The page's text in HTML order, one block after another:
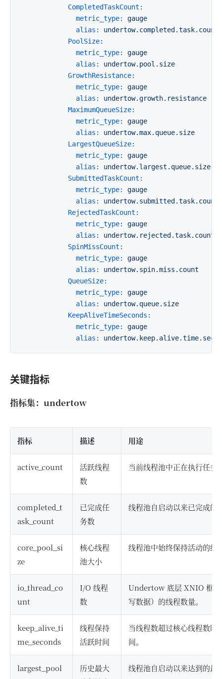
CompletedTaskCount:
metric_type:
gauge
alias:
undertow.completed.task.count
PoolSize:
metric_type:
gauge
alias:
undertow.pool.size
GrowthResistance:
metric_type:
gauge
alias:
undertow.growth.resistance
MaximumQueueSize:
metric_type:
gauge
alias:
undertow.max.queue.size
LargestQueueSize:
metric_type:
gauge
alias:
undertow.largest.queue.size
SubmittedTaskCount:
metric_type:
gauge
alias:
undertow.submitted.task.count
RejectedTaskCount:
metric_type:
gauge
alias:
undertow.rejected.task.count
SpinMissCount:
metric_type:
gauge
alias:
undertow.spin.miss.count
QueueSize:
metric_type:
gauge
alias:
undertow.queue.size
KeepAliveTimeSeconds:
metric_type:
gauge
alias:
关键指标
指标集：undertow
指标 描述 用途
active_count
活跃线程
数
当前线程池中正在执行任务
completed_t
ask_count
已完成任
务数
线程池自启动以来已完成的
core_pool_si
ze
核心线程
池大小
线程池中始终保持活动的线
io_thread_co
unt
I/O 线程
数
Undertow 底层 XNIO 框架
写数据）的线程数量。
keep_alive_ti
me_seconds
线程保持
活跃时间
当线程数超过核心线程数时
间。
largest_pool
历史最大
线程池自启动以来达到的最